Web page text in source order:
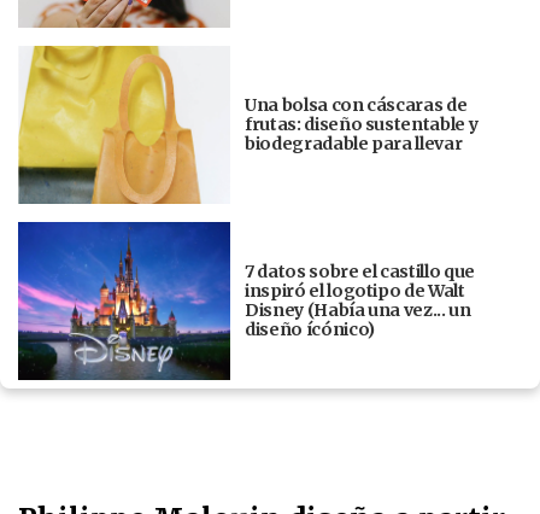
Una bolsa con cáscaras de
frutas: diseño sustentable y
biodegradable para llevar
7 datos sobre el castillo que
inspiró el logotipo de Walt
Disney (Había una vez... un
diseño ícónico)